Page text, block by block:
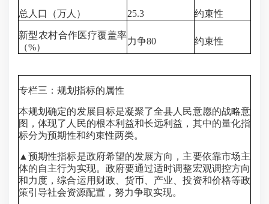
总人口（万人） 25.3 约束性
新型农村合作医疗覆盖率
（%）
力争80 约束性
专栏三：规划指标的属性
本规划确定的发展目标是凝聚了全县人民意愿的战略意
图，体现了人民的根本利益和长远利益，其中的量化指
标分为预期性和约束性两类。
▲预期性指标是政府希望的发展方向，主要依靠市场主
体的自主行为实现。政府要通过适时调整宏观调控方向
和力度，综合运用财政、货币、产业、投资和价格等政
策引导社会资源配置，努力争取实现。